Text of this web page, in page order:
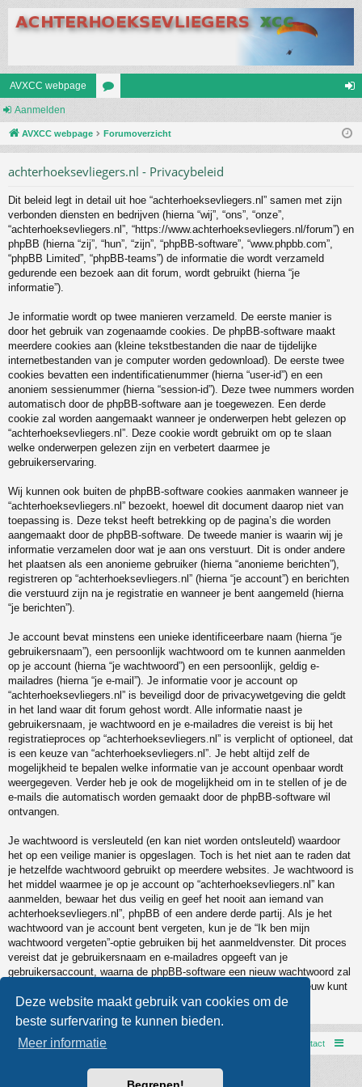
Deze website maakt gebruik van cookies om de
beste surfervaring te kunnen bieden.
Meer informatie
AVXCC webpage
u
s
m
Aanmelden
AVXCC webpage Forumoverzicht
achterhoeksevliegers.nl - Privacybeleid
Dit beleid legt in detail uit hoe “achterhoeksevliegers.nl” samen met zijn
verbonden diensten en bedrijven (hierna “wij”, “ons”, “onze”,
“achterhoeksevliegers.nl”, “https://www.achterhoeksevliegers.nl/forum”) en
phpBB (hierna “zij”, “hun”, “zijn”, “phpBB-software”, “www.phpbb.com”,
“phpBB Limited”, “phpBB-teams”) de informatie die wordt verzameld
gedurende een bezoek aan dit forum, wordt gebruikt (hierna “je
informatie”).
Je informatie wordt op twee manieren verzameld. De eerste manier is
door het gebruik van zogenaamde cookies. De phpBB-software maakt
meerdere cookies aan (kleine tekstbestanden die naar de tijdelijke
internetbestanden van je computer worden gedownload). De eerste twee
cookies bevatten een indentificatienummer (hierna “user-id”) en een
anoniem sessienummer (hierna “session-id”). Deze twee nummers worden
automatisch door de phpBB-software aan je toegewezen. Een derde
cookie zal worden aangemaakt wanneer je onderwerpen hebt gelezen op
“achterhoeksevliegers.nl”. Deze cookie wordt gebruikt om op te slaan
welke onderwerpen gelezen zijn en verbetert daarmee je
gebruikerservaring.
Wij kunnen ook buiten de phpBB-software cookies aanmaken wanneer je
“achterhoeksevliegers.nl” bezoekt, hoewel dit document daarop niet van
toepassing is. Deze tekst heeft betrekking op de pagina’s die worden
aangemaakt door de phpBB-software. De tweede manier is waarin wij je
informatie verzamelen door wat je aan ons verstuurt. Dit is onder andere
het plaatsen als een anonieme gebruiker (hierna “anonieme berichten”),
registreren op “achterhoeksevliegers.nl” (hierna “je account”) en berichten
die verstuurd zijn na je registratie en wanneer je bent aangemeld (hierna
“je berichten”).
Je account bevat minstens een unieke identificeerbare naam (hierna “je
gebruikersnaam”), een persoonlijk wachtwoord om te kunnen aanmelden
op je account (hierna “je wachtwoord”) en een persoonlijk, geldig e-
mailadres (hierna “je e-mail”). Je informatie voor je account op
“achterhoeksevliegers.nl” is beveiligd door de privacywetgeving die geldt
in het land waar dit forum gehost wordt. Alle informatie naast je
gebruikersnaam, je wachtwoord en je e-mailadres die vereist is bij het
registratieproces op “achterhoeksevliegers.nl” is verplicht of optioneel, dat
is een keuze van “achterhoeksevliegers.nl”. Je hebt altijd zelf de
mogelijkheid te bepalen welke informatie van je account openbaar wordt
weergegeven. Verder heb je ook de mogelijkheid om in te stellen of je de
e-mails die automatisch worden gemaakt door de phpBB-software wil
ontvangen.
Je wachtwoord is versleuteld (en kan niet worden ontsleuteld) waardoor
het op een veilige manier is opgeslagen. Toch is het niet aan te raden dat
je hetzelfde wachtwoord gebruikt op meerdere websites. Je wachtwoord is
het middel waarmee je op je account op “achterhoeksevliegers.nl” kan
aanmelden, bewaar het dus veilig en geef het nooit aan iemand van
achterhoeksevliegers.nl”, phpBB of een andere derde partij. Als je het
wachtwoord van je account bent vergeten, kun je de “Ik ben mijn
wachtwoord vergeten”-optie gebruiken bij het aanmeldvenster. Dit proces
vereist dat je gebruikersnaam en e-mailadres opgeeft van je
gebruikersaccount, waarna de phpBB-software een nieuw wachtwoord zal
genereren en zal opsturen naar het e-mailadres, zodat je je opnieuw kunt
aanmelden.
AVXCC webpage Forumoverzicht Contact
Powered byphpBB® Forum Software © phpBB Limited
Style doorArty- phpBB 3.3 door MrGaby